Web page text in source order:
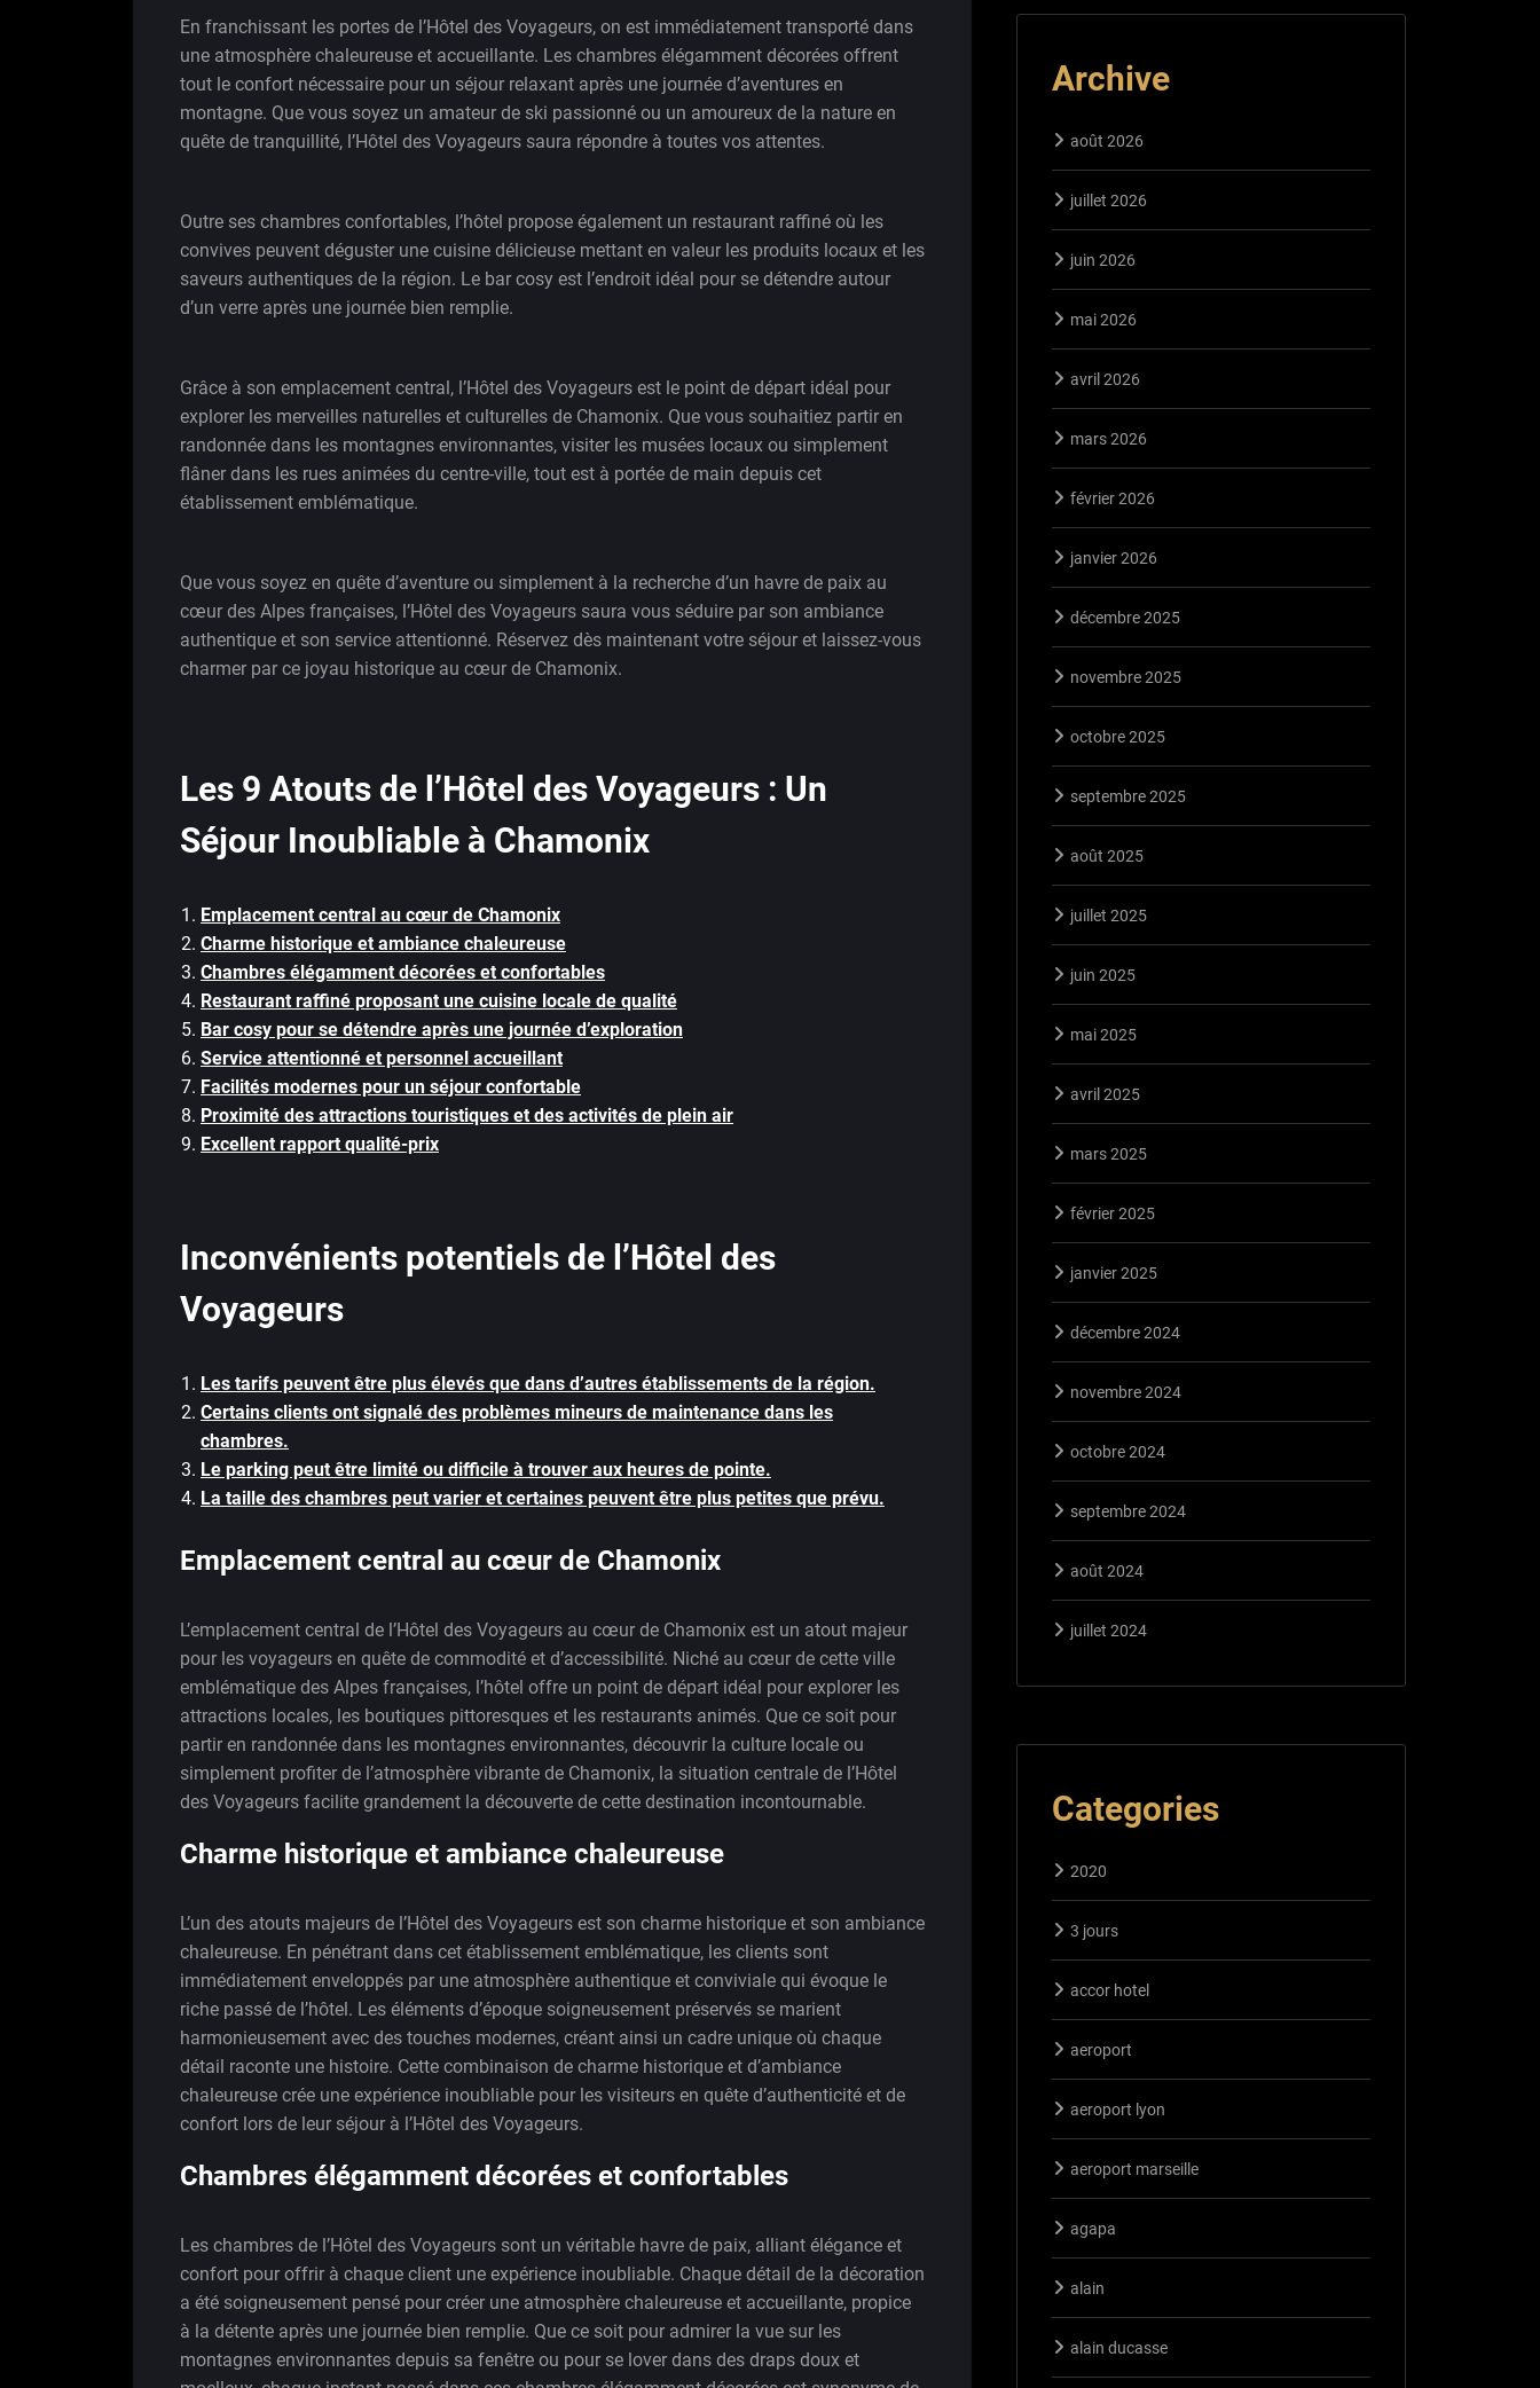
En franchissant les portes de l’Hôtel des Voyageurs, on est immédiatement transporté dans
une atmosphère chaleureuse et accueillante. Les chambres élégamment décorées offrent
tout le confort nécessaire pour un séjour relaxant après une journée d’aventures en
montagne. Que vous soyez un amateur de ski passionné ou un amoureux de la nature en
quête de tranquillité, l’Hôtel des Voyageurs saura répondre à toutes vos attentes.
Outre ses chambres confortables, l’hôtel propose également un restaurant raffiné où les
convives peuvent déguster une cuisine délicieuse mettant en valeur les produits locaux et les
saveurs authentiques de la région. Le bar cosy est l’endroit idéal pour se détendre autour
d’un verre après une journée bien remplie.
Grâce à son emplacement central, l’Hôtel des Voyageurs est le point de départ idéal pour
explorer les merveilles naturelles et culturelles de Chamonix. Que vous souhaitiez partir en
randonnée dans les montagnes environnantes, visiter les musées locaux ou simplement
flâner dans les rues animées du centre-ville, tout est à portée de main depuis cet
établissement emblématique.
Que vous soyez en quête d’aventure ou simplement à la recherche d’un havre de paix au
cœur des Alpes françaises, l’Hôtel des Voyageurs saura vous séduire par son ambiance
authentique et son service attentionné. Réservez dès maintenant votre séjour et laissez-vous
charmer par ce joyau historique au cœur de Chamonix.
Les 9 Atouts de l’Hôtel des Voyageurs : Un
Séjour Inoubliable à Chamonix
Emplacement central au cœur de Chamonix
Charme historique et ambiance chaleureuse
Chambres élégamment décorées et confortables
Restaurant raffiné proposant une cuisine locale de qualité
Bar cosy pour se détendre après une journée d’exploration
Service attentionné et personnel accueillant
Facilités modernes pour un séjour confortable
Proximité des attractions touristiques et des activités de plein air
Excellent rapport qualité-prix
Inconvénients potentiels de l’Hôtel des
Voyageurs
Les tarifs peuvent être plus élevés que dans d’autres établissements de la région.
Certains clients ont signalé des problèmes mineurs de maintenance dans les
chambres.
Le parking peut être limité ou difficile à trouver aux heures de pointe.
La taille des chambres peut varier et certaines peuvent être plus petites que prévu.
Emplacement central au cœur de Chamonix
L’emplacement central de l’Hôtel des Voyageurs au cœur de Chamonix est un atout majeur
pour les voyageurs en quête de commodité et d’accessibilité. Niché au cœur de cette ville
emblématique des Alpes françaises, l’hôtel offre un point de départ idéal pour explorer les
attractions locales, les boutiques pittoresques et les restaurants animés. Que ce soit pour
partir en randonnée dans les montagnes environnantes, découvrir la culture locale ou
simplement profiter de l’atmosphère vibrante de Chamonix, la situation centrale de l’Hôtel
des Voyageurs facilite grandement la découverte de cette destination incontournable.
Charme historique et ambiance chaleureuse
L’un des atouts majeurs de l’Hôtel des Voyageurs est son charme historique et son ambiance
chaleureuse. En pénétrant dans cet établissement emblématique, les clients sont
immédiatement enveloppés par une atmosphère authentique et conviviale qui évoque le
riche passé de l’hôtel. Les éléments d’époque soigneusement préservés se marient
harmonieusement avec des touches modernes, créant ainsi un cadre unique où chaque
détail raconte une histoire. Cette combinaison de charme historique et d’ambiance
chaleureuse crée une expérience inoubliable pour les visiteurs en quête d’authenticité et de
confort lors de leur séjour à l’Hôtel des Voyageurs.
Chambres élégamment décorées et confortables
Les chambres de l’Hôtel des Voyageurs sont un véritable havre de paix, alliant élégance et
confort pour offrir à chaque client une expérience inoubliable. Chaque détail de la décoration
a été soigneusement pensé pour créer une atmosphère chaleureuse et accueillante, propice
à la détente après une journée bien remplie. Que ce soit pour admirer la vue sur les
montagnes environnantes depuis sa fenêtre ou pour se lover dans des draps doux et
Archive
août 2026
juillet 2026
juin 2026
mai 2026
avril 2026
mars 2026
février 2026
janvier 2026
décembre 2025
novembre 2025
octobre 2025
septembre 2025
août 2025
juillet 2025
juin 2025
mai 2025
avril 2025
mars 2025
février 2025
janvier 2025
décembre 2024
novembre 2024
octobre 2024
septembre 2024
août 2024
juillet 2024
Categories
2020
3 jours
accor hotel
aeroport
aeroport lyon
aeroport marseille
agapa
alain
alain ducasse